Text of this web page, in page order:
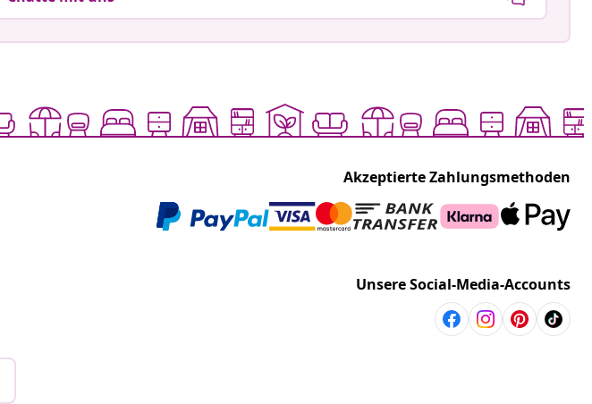
Akzeptierte Zahlungsmethoden
Unsere Social-Media-Accounts